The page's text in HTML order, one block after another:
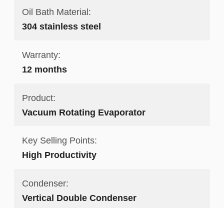
Oil Bath Material:
304 stainless steel
Warranty:
12 months
Product:
Vacuum Rotating Evaporator
Key Selling Points:
High Productivity
Condenser:
Vertical Double Condenser